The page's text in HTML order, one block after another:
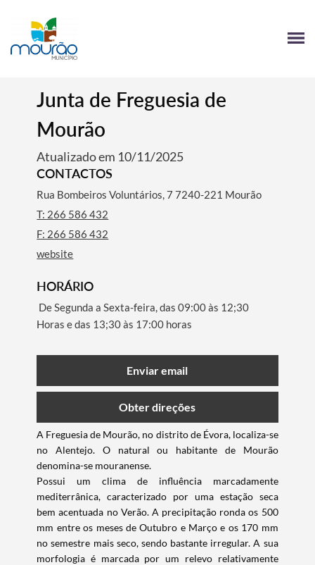
Junta de Freguesia de
Mourão
Atualizado em 10/11/2025
CONTACTOS
Rua Bombeiros Voluntários, 7 7240-221 Mourão
T: 266 586 432
F: 266 586 432
website
HORÁRIO
De Segunda a Sexta-feira, das 09:00 às 12;30
Horas e das 13;30 às 17:00 horas
Enviar email
Obter direções
A Freguesia de Mourão, no distrito de Évora, localiza-se
no Alentejo. O natural ou habitante de Mourão
denomina-se mouranense.
Possui um clima de influência marcadamente
mediterrânica, caracterizado por uma estação seca
bem acentuada no Verão. A precipitação ronda os 500
mm entre os meses de Outubro e Março e os 170 mm
no semestre mais seco, sendo bastante irregular. A sua
morfologia é marcada por um relevo relativamente